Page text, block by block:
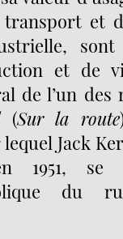
et
et de
de l’un des
(Sur la route
Jack
1951, se
du